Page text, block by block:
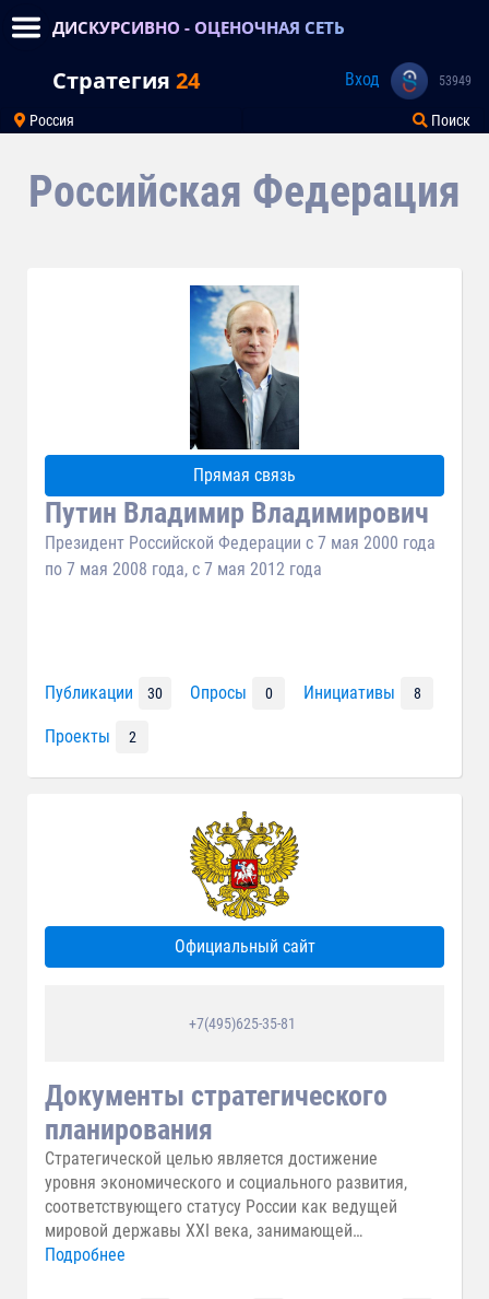
ДИСКУРСИВНО - ОЦЕНОЧНАЯ СЕТЬ
Стратегия 24 Вход 53949
Россия Поиск
Российская Федерация
Официальный сайт
+7(495)625-35-81
Документы стратегического
планирования
Стратегической целью является достижение
уровня экономического и социального развития,
соответствующего статусу России как ведущей
мировой державы XXI века, занимающей
передовые позиции в глобальной экономической
Подробнее
Прямая связь
Путин Владимир Владимирович
Президент Российской Федерации c 7 мая 2000 года
по 7 мая 2008 года, c 7 мая 2012 года
Публикации 30 Опросы 0 Инициативы 8
Проекты 2